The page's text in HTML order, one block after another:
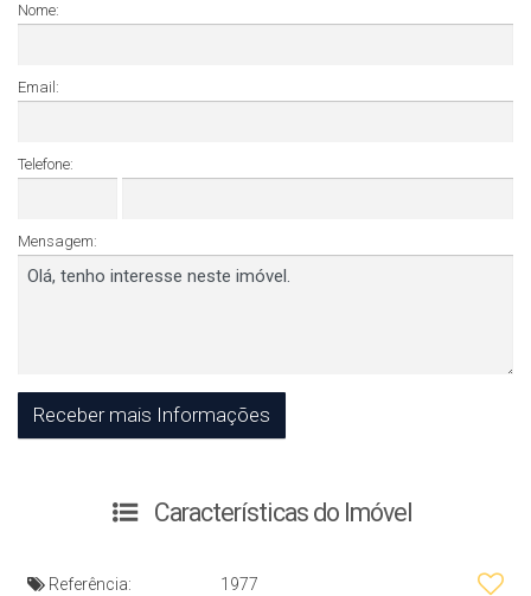
Nome:
Email:
Telefone:
Mensagem:
Características do Imóvel
Referência: 1977